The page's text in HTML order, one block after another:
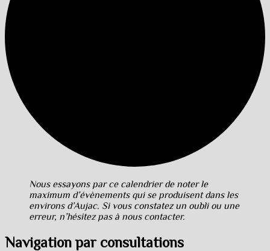
Nous essayons par ce calendrier de noter le
maximum d’évènements qui se produisent dans les
environs d’Aujac. Si vous constatez un oubli ou une
erreur, n’hésitez pas à nous contacter.
Navigation par consultations